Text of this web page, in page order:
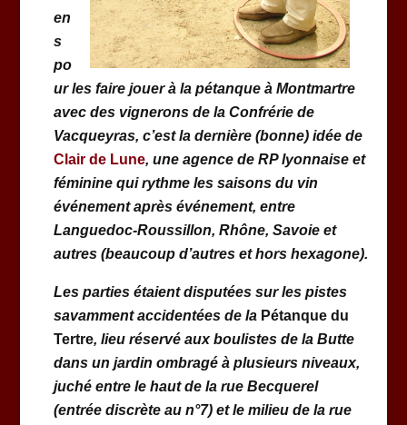
en
s
po
ur les faire jouer à la pétanque à Montmartre
avec des vignerons de la Confrérie de
Vacqueyras, c’est la dernière (bonne) idée de
Clair de Lune, une agence de RP lyonnaise et
féminine qui rythme les saisons du vin
événement après événement, entre
Languedoc-Roussillon, Rhône, Savoie et
autres (beaucoup d’autres et hors hexagone).
Les parties étaient disputées sur les pistes
savamment accidentées de la Pétanque du
Tertre, lieu réservé aux boulistes de la Butte
dans un jardin ombragé à plusieurs niveaux,
juché entre le haut de la rue Becquerel
(entrée discrète au n°7) et le milieu de la rue